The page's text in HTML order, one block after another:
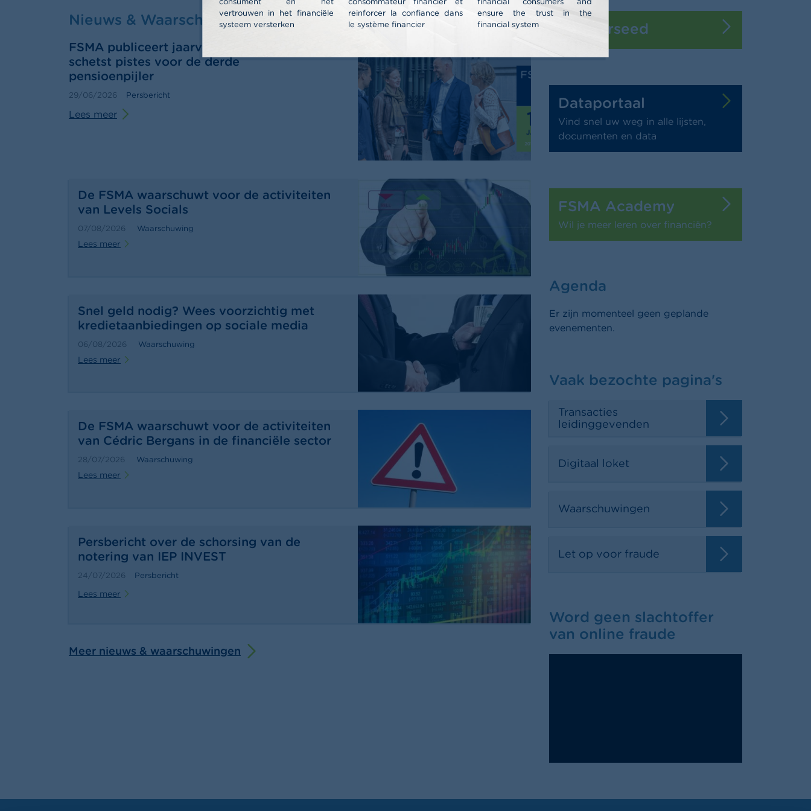
vertrouwen in het financiële
systeem versterken
reinforcer la confiance dans
le système financier
ensure the trust in the
financial system
Nieuws & Waarschuwingen
FSMA publiceert jaarverslag 2025 en
schetst pistes voor de derde
pensioenpijler
29/06/2026 Persbericht
Lees meer
De FSMA waarschuwt voor de activiteiten
van Levels Socials
07/08/2026 Waarschuwing
Lees meer
Snel geld nodig? Wees voorzichtig met
kredietaanbiedingen op sociale media
06/08/2026 Waarschuwing
Lees meer
De FSMA waarschuwt voor de activiteiten
van Cédric Bergans in de financiële sector
28/07/2026 Waarschuwing
Lees meer
Persbericht over de schorsing van de
notering van IEP INVEST
24/07/2026 Persbericht
Lees meer
Meer nieuws & waarschuwingen
Bankierseed
Dataportaal
Vind snel uw weg in alle lijsten,
documenten en data
FSMA Academy
Wil je meer leren over financiën?
Agenda
Er zijn momenteel geen geplande
evenementen.
Vaak bezochte pagina's
Transacties
leidinggevenden
Digitaal loket
Waarschuwingen
Let op voor fraude
Word geen slachtoffer
van online fraude